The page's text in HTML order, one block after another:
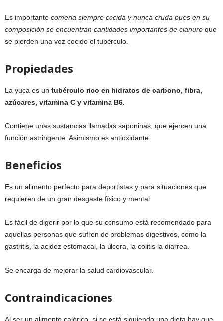
Es importante comerla siempre cocida y nunca cruda pues en su
composición se encuentran cantidades importantes de cianuro que
se pierden una vez cocido el tubérculo.
Propiedades
La yuca es un tubérculo rico en hidratos de carbono, fibra,
azúcares, vitamina C y vitamina B6.
Contiene unas sustancias llamadas saponinas, que ejercen una
función astringente. Asimismo es antioxidante.
Beneficios
Es un alimento perfecto para deportistas y para situaciones que
requieren de un gran desgaste físico y mental.
Es fácil de digerir por lo que su consumo está recomendado para
aquellas personas que sufren de problemas digestivos, como la
gastritis, la acidez estomacal, la úlcera, la colitis la diarrea.
Se encarga de mejorar la salud cardiovascular.
Contraindicaciones
Al ser un alimento calórico, si se está siguiendo una dieta hay que